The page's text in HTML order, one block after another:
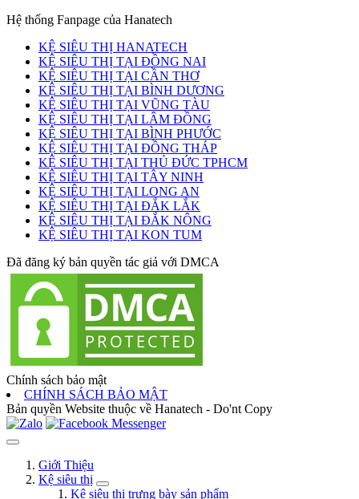
Hệ thống Fanpage của Hanatech
KỆ SIÊU THỊ HANATECH
KỆ SIÊU THỊ TẠI ĐỒNG NAI
KỆ SIÊU THỊ TẠI CẦN THƠ
KỆ SIÊU THỊ TẠI BÌNH DƯƠNG
KỆ SIÊU THỊ TẠI VŨNG TÀU
KỆ SIÊU THỊ TẠI LÂM ĐỒNG
KỆ SIÊU THỊ TẠI BÌNH PHƯỚC
KỆ SIÊU THỊ TẠI ĐỒNG THÁP
KỆ SIÊU THỊ TẠI THỦ ĐỨC TPHCM
KỆ SIÊU THỊ TẠI TÂY NINH
KỆ SIÊU THỊ TẠI LONG AN
KỆ SIÊU THỊ TẠI ĐẮK LẮK
KỆ SIÊU THỊ TẠI ĐẮK NÔNG
KỆ SIÊU THỊ TẠI KON TUM
Đã đăng ký bản quyền tác giả với DMCA
Chính sách bảo mật
CHÍNH SÁCH BẢO MẬT
Bản quyền Website thuộc về Hanatech - Do'nt Copy
Giới Thiệu
Kệ siêu thị
Kệ siêu thị trưng bày sản phẩm